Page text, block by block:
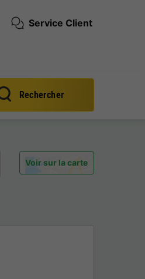
Service Client
Rechercher
Voir sur la carte